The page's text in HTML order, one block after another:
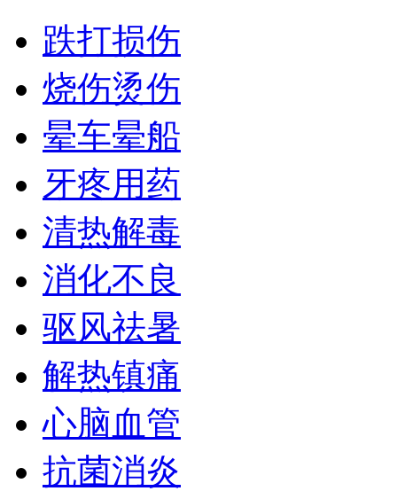
跌打损伤
烧伤烫伤
晕车晕船
牙疼用药
清热解毒
消化不良
驱风祛暑
解热镇痛
心脑血管
抗菌消炎